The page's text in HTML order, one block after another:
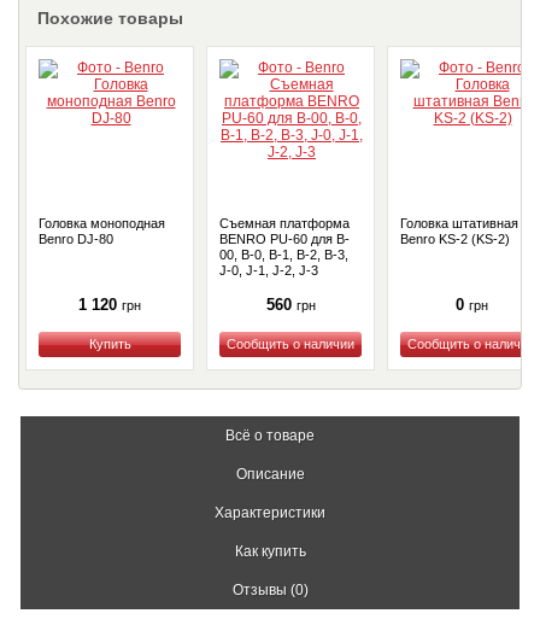
Похожие товары
Головка моноподная
Benro DJ-80
1 120 грн
Купить
Съемная платформа
BENRO PU-60 для B-
00, B-0, B-1, B-2, B-3,
J-0, J-1, J-2, J-3
560 грн
Купить
Головка штативная
Benro KS-2 (KS-2)
0 грн
Купить
Всё о товаре
Описание
Характеристики
Как купить
Отзывы (0)